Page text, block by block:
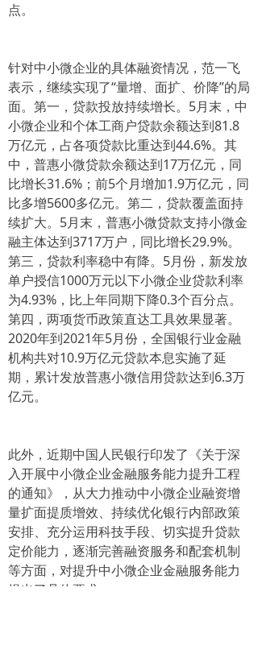
点。
针对中小微企业的具体融资情况，范一飞
表示，继续实现了“量增、面扩、价降”的局
面。第一，贷款投放持续增长。5月末，中
小微企业和个体工商户贷款余额达到81.8
万亿元，占各项贷款比重达到44.6%。其
中，普惠小微贷款余额达到17万亿元，同
比增长31.6%；前5个月增加1.9万亿元，同
比多增5600多亿元。第二，贷款覆盖面持
续扩大。5月末，普惠小微贷款支持小微金
融主体达到3717万户，同比增长29.9%。
第三，贷款利率稳中有降。5月份，新发放
单户授信1000万元以下小微企业贷款利率
为4.93%，比上年同期下降0.3个百分点。
第四，两项货币政策直达工具效果显著。
2020年到2021年5月份，全国银行业金融
机构共对10.9万亿元贷款本息实施了延
期，累计发放普惠小微信用贷款达到6.3万
亿元。
此外，近期中国人民银行印发了《关于深
入开展中小微企业金融服务能力提升工程
的通知》，从大力推动中小微企业融资增
量扩面提质增效、持续优化银行内部政策
安排、充分运用科技手段、切实提升贷款
定价能力，逐渐完善融资服务和配套机制
等方面，对提升中小微企业金融服务能力
提出了具体要求。